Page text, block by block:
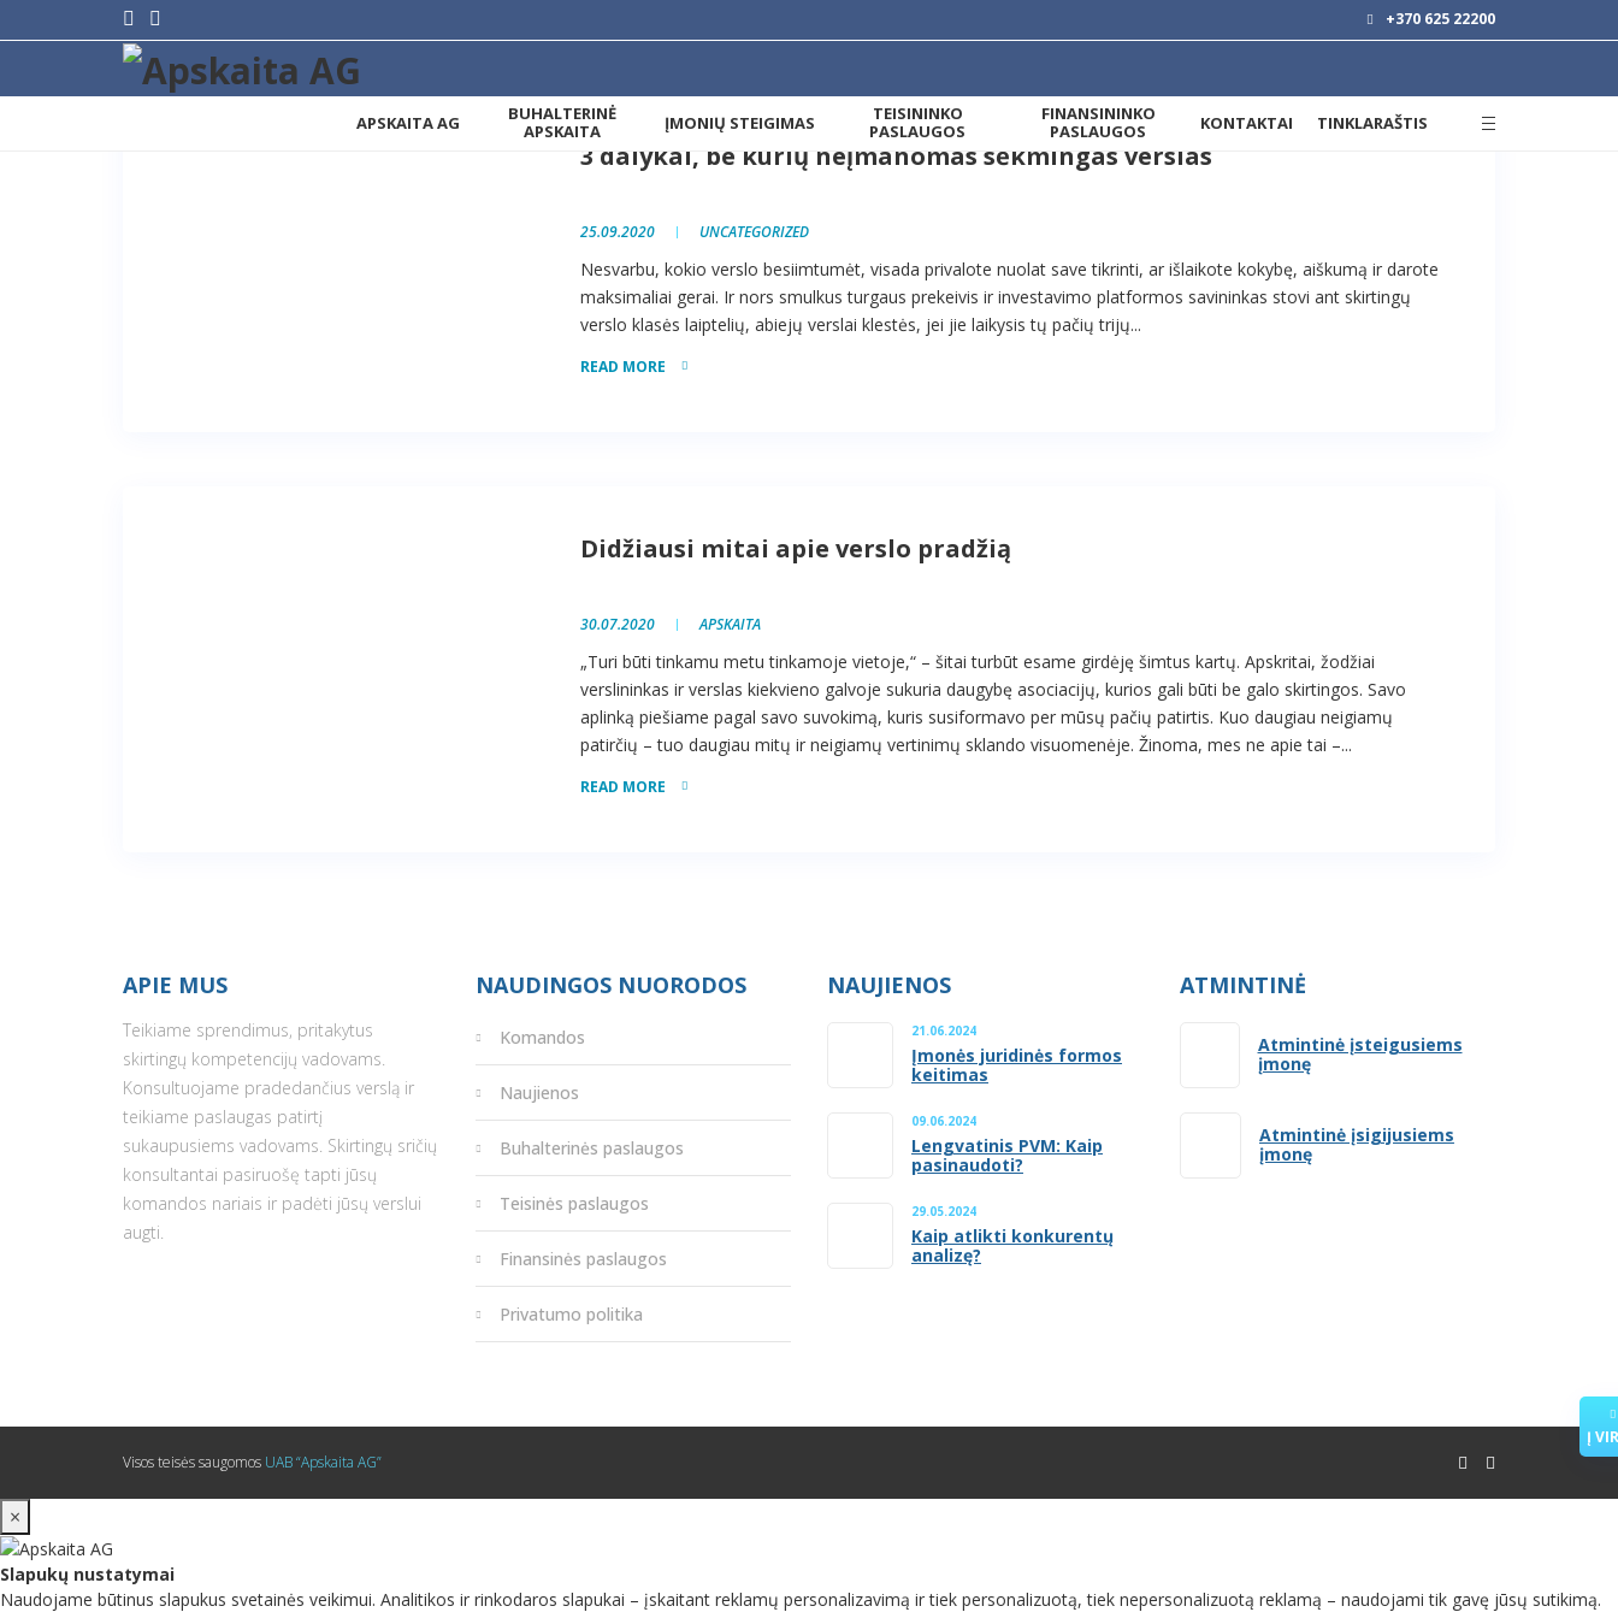
+370 625 22200
APSKAITA AG
BUHALTERINĖ
APSKAITA
ĮMONIŲ STEIGIMAS
TEISININKO
PASLAUGOS
FINANSININKO
PASLAUGOS
KONTAKTAI TINKLARAŠTIS
3 dalykai, be kurių neįmanomas sėkmingas verslas
25.09.2020 UNCATEGORIZED
Nesvarbu, kokio verslo besiimtumėt, visada privalote nuolat save tikrinti, ar išlaikote kokybę, aiškumą ir darote
maksimaliai gerai. Ir nors smulkus turgaus prekeivis ir investavimo platformos savininkas stovi ant skirtingų
verslo klasės laiptelių, abiejų verslai klestės, jei jie laikysis tų pačių trijų...
READ MORE
Didžiausi mitai apie verslo pradžią
30.07.2020 APSKAITA
„Turi būti tinkamu metu tinkamoje vietoje,“ – šitai turbūt esame girdėję šimtus kartų. Apskritai, žodžiai
verslininkas ir verslas kiekvieno galvoje sukuria daugybę asociacijų, kurios gali būti be galo skirtingos. Savo
aplinką piešiame pagal savo suvokimą, kuris susiformavo per mūsų pačių patirtis. Kuo daugiau neigiamų
patirčių – tuo daugiau mitų ir neigiamų vertinimų sklando visuomenėje. Žinoma, mes ne apie tai –...
READ MORE
APIE MUS
Teikiame sprendimus, pritakytus
skirtingų kompetencijų vadovams.
Konsultuojame pradedančius verslą ir
teikiame paslaugas patirtį
sukaupusiems vadovams. Skirtingų sričių
konsultantai pasiruošę tapti jūsų
komandos nariais ir padėti jūsų verslui
augti.
NAUDINGOS NUORODOS
Komandos
Naujienos
Buhalterinės paslaugos
Teisinės paslaugos
Finansinės paslaugos
Privatumo politika
NAUJIENOS
21.06.2024
Įmonės juridinės formos
keitimas
09.06.2024
Lengvatinis PVM: Kaip
pasinaudoti?
29.05.2024
Kaip atlikti konkurentų
analizę?
ATMINTINĖ
Atmintinė įsteigusiems
įmonę
Atmintinė įsigijusiems
įmonę
Visos teisės saugomos UAB “Apskaita AG”
Į
×
Slapukų nustatymai
Naudojame būtinus slapukus svetainės veikimui. Analitikos ir rinkodaros slapukai – įskaitant reklamų personalizavimą ir tiek personalizuotą, tiek nepersonalizuotą reklamą – naudojami tik gavę jūsų sutikimą.